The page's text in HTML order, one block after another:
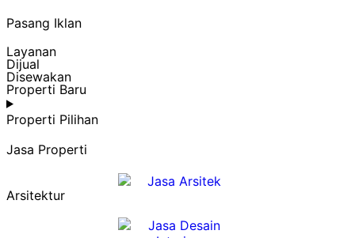
Pasang Iklan
Layanan
Dijual
Disewakan
Properti Baru
Properti Pilihan
Jasa Properti
Arsitektur